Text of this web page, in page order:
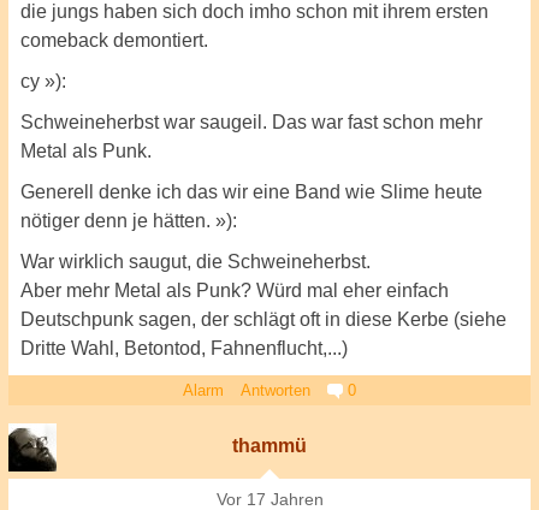
die jungs haben sich doch imho schon mit ihrem ersten
comeback demontiert.
cy »):
Schweineherbst war saugeil. Das war fast schon mehr
Metal als Punk.
Generell denke ich das wir eine Band wie Slime heute
nötiger denn je hätten. »):
War wirklich saugut, die Schweineherbst.
Aber mehr Metal als Punk? Würd mal eher einfach
Deutschpunk sagen, der schlägt oft in diese Kerbe (siehe
Dritte Wahl, Betontod, Fahnenflucht,...)
Alarm Antworten 0
thammü
Vor 17 Jahren